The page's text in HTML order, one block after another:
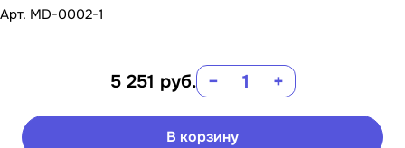
Арт. MD-0002-1
5 251 руб. − +
В корзину